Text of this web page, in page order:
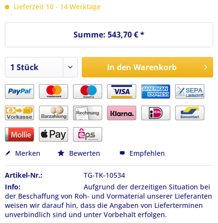
Lieferzeit 10 - 14 Werktage
Summe: 543,70 €*
In den Warenkorb
Merken Bewerten Empfehlen
Artikel-Nr.:
TG-TK-10534
Info:
Aufgrund der derzeitigen Situation bei
der Beschaffung von Roh- und Vormaterial unserer Lieferanten
weisen wir darauf hin, dass die Angaben von Lieferterminen
unverbindlich sind und unter Vorbehalt erfolgen.